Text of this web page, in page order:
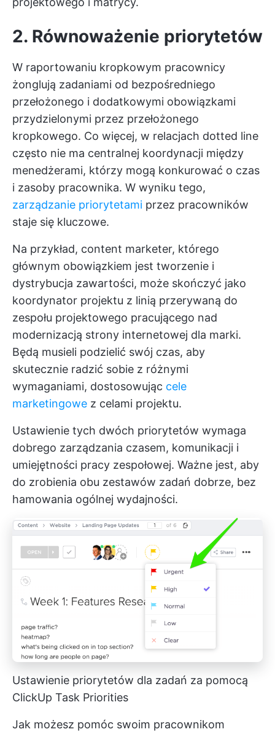
2. Równoważenie priorytetów
W raportowaniu kropkowym pracownicy
żonglują zadaniami od bezpośredniego
przełożonego i dodatkowymi obowiązkami
przydzielonymi przez przełożonego
kropkowego. Co więcej, w relacjach dotted line
często nie ma centralnej koordynacji między
menedżerami, którzy mogą konkurować o czas
i zasoby pracownika. W wyniku tego,
zarządzanie priorytetami przez pracowników
staje się kluczowe.
Na przykład, content marketer, którego
głównym obowiązkiem jest tworzenie i
dystrybucja zawartości, może skończyć jako
koordynator projektu z linią przerywaną do
zespołu projektowego pracującego nad
modernizacją strony internetowej dla marki.
Będą musieli podzielić swój czas, aby
skutecznie radzić sobie z różnymi
wymaganiami, dostosowując cele
marketingowe z celami projektu.
Ustawienie tych dwóch priorytetów wymaga
dobrego zarządzania czasem, komunikacji i
umiejętności pracy zespołowej. Ważne jest, aby
do zrobienia obu zestawów zadań dobrze, bez
hamowania ogólnej wydajności.
Ustawienie priorytetów dla zadań za pomocą
ClickUp Task Priorities
Jak możesz pomóc swoim pracownikom